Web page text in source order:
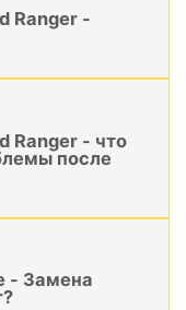
Ranger -
Ranger - что
после
- Замена